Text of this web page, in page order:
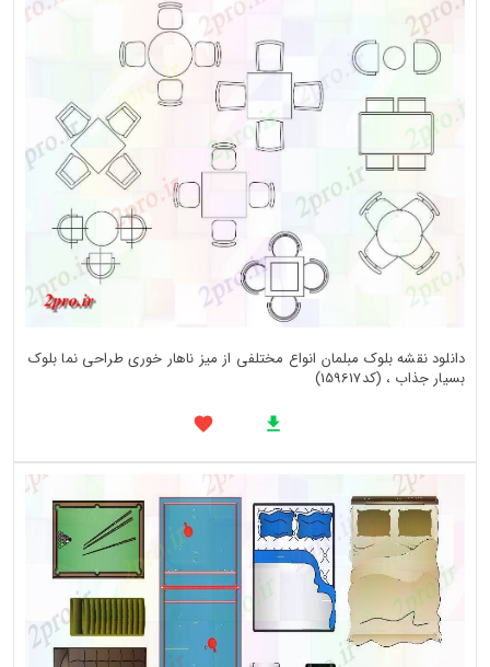
دانلود نقشه بلوک مبلمان انواع مختلفی از میز ناهار خوری طراحی نما بلوک
بسیار جذاب ، (کد159617)